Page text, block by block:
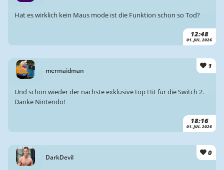
12:48
01. JUL. 2026
Hat es wirklich kein Maus mode ist die Funktion schon so Tod?
mermaidman
1
18:16
01. JUL. 2026
Und schon wieder der nächste exklusive top Hit für die Switch 2.
Danke Nintendo!
DarkDevil
0